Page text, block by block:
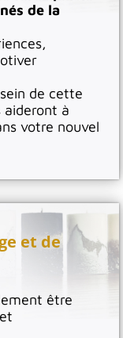
de la
de cette
aideront à
votre nouvel
et de
être